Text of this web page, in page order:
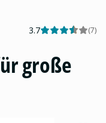
3.7 (7)
große